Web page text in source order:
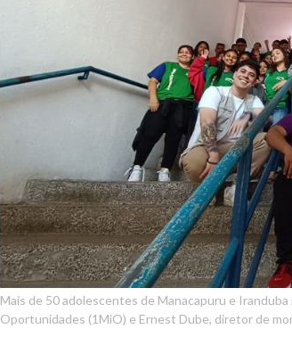
Mais de 50 adolescentes de Manacapuru e
Oportunidades (1MiO) e Ernest Dube, diretor de